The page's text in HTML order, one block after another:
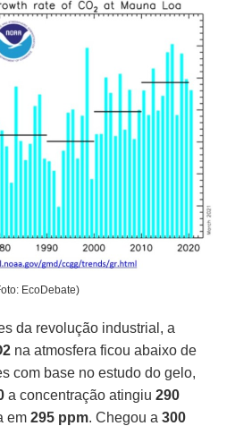
EcoDebate)
da revolução industrial, a
na atmosfera ficou abaixo de
com base no estudo do gelo,
a concentração atingiu290
em295 ppm. Chegou a300